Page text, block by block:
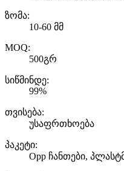
ზომა:
10-60 მმ
MOQ:
500გრ
სიწმინდე:
99%
თვისება:
უსაფრთხოება
პაკეტი:
Opp ჩანთები,